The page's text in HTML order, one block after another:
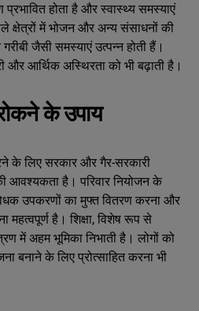
होता है और स्वास्थ्य समस्याएं
क्षेत्रों में भोजन और अन्य संसाधनों की
जैसी समस्याएं उत्पन्न होती हैं।
और आर्थिक अस्थिरता को भी बढ़ाती है।
के उपाय
के लिए सरकार और गैर-सरकारी
है। परिवार नियोजन के
उपकरणों का मुफ्त वितरण करना और
महत्वपूर्ण है। शिक्षा, विशेष रूप से
में अहम भूमिका निभाती है। लोगों को
बनाने के लिए प्रोत्साहित करना भी